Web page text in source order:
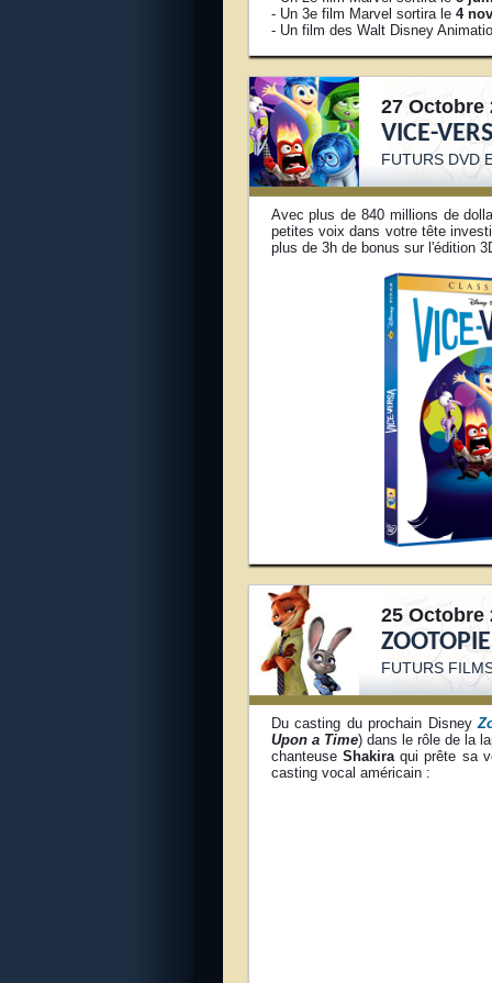
- Un 3e film Marvel sortira le 4
- Un film des Walt Disney
27 Octobre
VICE-
FUTURS DVD
Avec plus de 840 millions de
petites voix dans votre tête
plus de 3h de bonus sur l'édition
25 Octobre
FUTURS
Du casting du prochain Disney
Upon a Time) dans le rôle de la
chanteuse Shakiraqui prête sa
casting vocal américain :